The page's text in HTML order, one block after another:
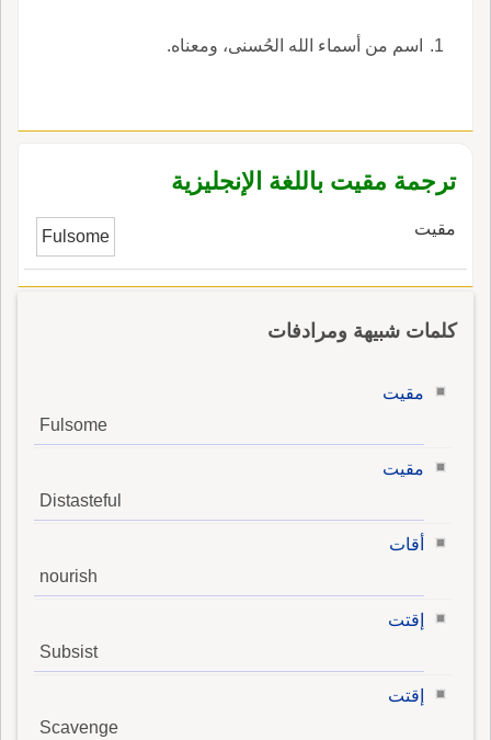
اسم من أسماء الله الحُسنى، ومعناه.
ترجمة مقيت باللغة الإنجليزية
مقيت Fulsome
كلمات شبيهة ومرادفات
مقيت
Fulsome
مقيت
Distasteful
أقات
nourish
إقتت
Subsist
إقتت
Scavenge